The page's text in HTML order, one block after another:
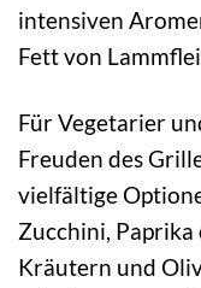
intensiven
Fett von
Für Vegetarier
Freuden des
vielfältige
Zucchini,
Kräutern und